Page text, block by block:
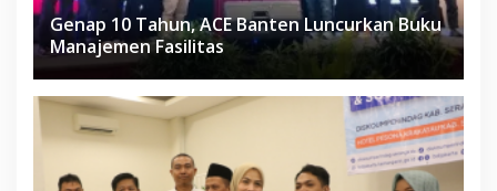
Genap 10 Tahun, ACE Banten Luncurkan Buku
Manajemen Fasilitas